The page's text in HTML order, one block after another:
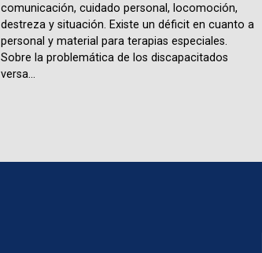
comunicación, cuidado personal, locomoción,
destreza y situación. Existe un déficit en cuanto a
personal y material para terapias especiales.
Sobre la problemática de los discapacitados
versa...